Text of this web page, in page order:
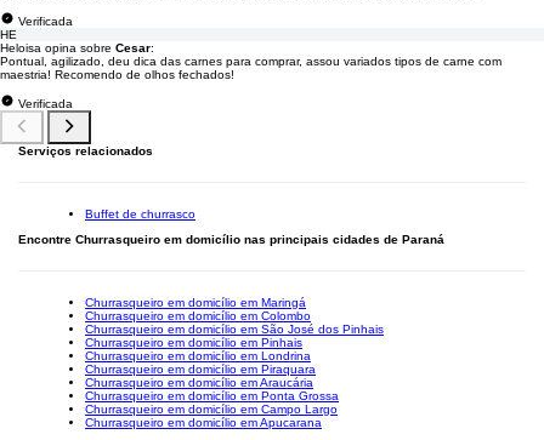
Verificada
HE
Heloisa opina sobre Cesar:
Pontual, agilizado, deu dica das carnes para comprar, assou variados tipos de carne com
maestria! Recomendo de olhos fechados!
Verificada
Serviços relacionados
Buffet de churrasco
Encontre Churrasqueiro em domicílio nas principais cidades de Paraná
Churrasqueiro em domicílio em Maringá
Churrasqueiro em domicílio em Colombo
Churrasqueiro em domicílio em São José dos Pinhais
Churrasqueiro em domicílio em Pinhais
Churrasqueiro em domicílio em Londrina
Churrasqueiro em domicílio em Piraquara
Churrasqueiro em domicílio em Araucária
Churrasqueiro em domicílio em Ponta Grossa
Churrasqueiro em domicílio em Campo Largo
Churrasqueiro em domicílio em Apucarana